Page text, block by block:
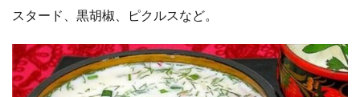
スタード、黒胡椒、ピクルスなど。